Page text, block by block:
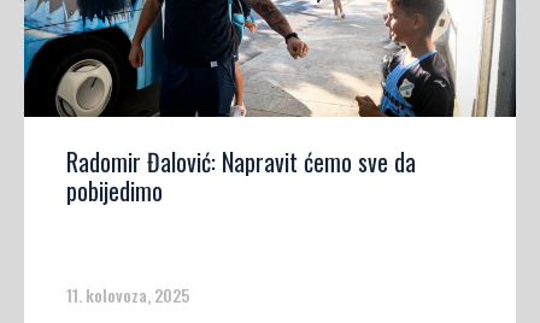
Radomir Đalović: Napravit ćemo sve da
pobijedimo
11. kolovoza, 2025